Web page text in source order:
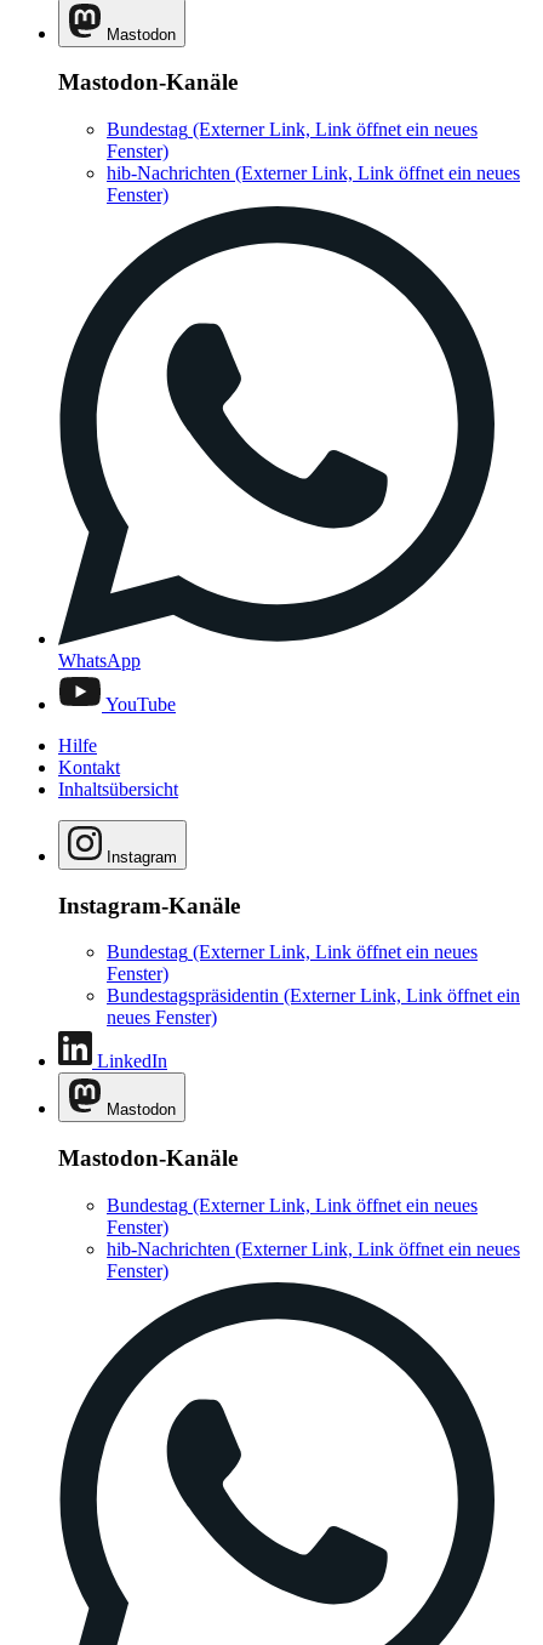
Mastodon
Mastodon-Kanäle
Bundestag (Externer Link, Link öffnet ein neues
Fenster)
hib-Nachrichten (Externer Link, Link öffnet ein neues
Fenster)
WhatsApp
YouTube
Hilfe
Kontakt
Inhaltsübersicht
Instagram
Instagram-Kanäle
Bundestag (Externer Link, Link öffnet ein neues
Fenster)
Bundestagspräsidentin (Externer Link, Link öffnet ein
neues Fenster)
LinkedIn
Mastodon
Mastodon-Kanäle
Bundestag (Externer Link, Link öffnet ein neues
Fenster)
hib-Nachrichten (Externer Link, Link öffnet ein neues
Fenster)